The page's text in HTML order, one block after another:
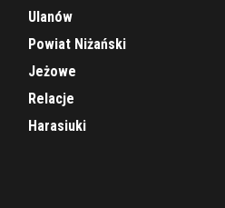
Ulanów
Powiat Niżański
Jeżowe
Relacje
Harasiuki